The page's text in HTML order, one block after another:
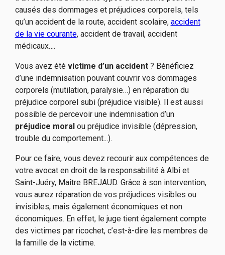
causés des dommages et préjudices corporels, tels
qu’un accident de la route, accident scolaire, accident
de la vie courante, accident de travail, accident
médicaux….
Vous avez été victime d’un accident ? Bénéficiez
d’une indemnisation pouvant couvrir vos dommages
corporels (mutilation, paralysie…) en réparation du
préjudice corporel subi (préjudice visible). Il est aussi
possible de percevoir une indemnisation d’un
préjudice moral ou préjudice invisible (dépression,
trouble du comportement...).
Pour ce faire, vous devez recourir aux compétences de
votre avocat en droit de la responsabilité à Albi et
Saint-Juéry, Maître BREJAUD. Grâce à son intervention,
vous aurez réparation de vos préjudices visibles ou
invisibles, mais également économiques et non
économiques. En effet, le juge tient également compte
des victimes par ricochet, c’est-à-dire les membres de
la famille de la victime.